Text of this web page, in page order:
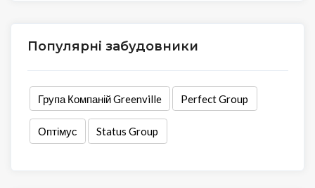
Популярні забудовники
Група Компаній Greenville Perfect Group
Оптімус Status Group